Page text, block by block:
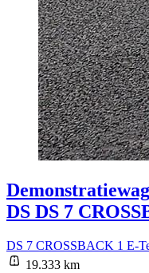
DS DS 7
DS 7 CROSSBACK 1 E-
19.333 km